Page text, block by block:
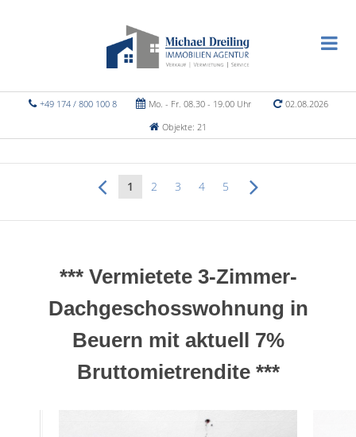
+49 174 / 800 100 8 Mo. - Fr. 08.30 - 19.00 Uhr
02.08.2026
Objekte: 21
1 2 3 4 5
*** Vermietete 3-Zimmer-
Dachgeschosswohnung in
Beuern mit aktuell 7%
Bruttomietrendite ***